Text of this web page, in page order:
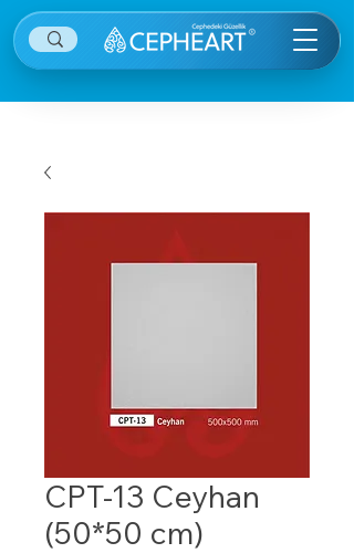
CPT-13 Ceyhan
(50*50 cm)